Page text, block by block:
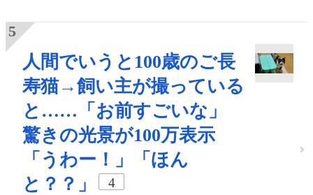
人間でいうと100歳のご長
寿猫→飼い主が撮っている
と……「お前すごいな」
驚きの光景が100万表示
「うわー！」「ほん
と？？」
4